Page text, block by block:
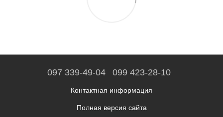
097 339-49-04 099 423-28-10
Контактная информация
Полная версия сайта